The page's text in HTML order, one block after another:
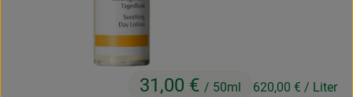
31,00 € / 50ml 620,00 € / Liter